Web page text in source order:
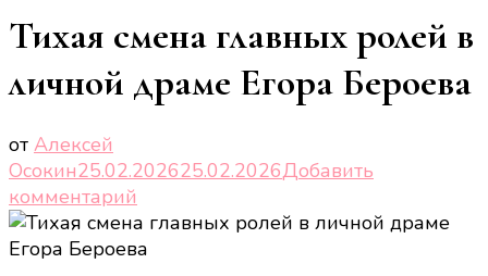
Тихая смена главных ролей в
личной драме Егора Бероева
от Алексей
Осокин25.02.202625.02.2026Добавить
комментарий
записи
Тихая